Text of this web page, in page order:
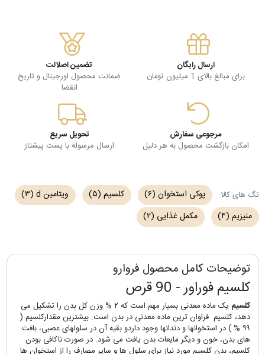
ارسال رایگان
برای مبالغ بالای 1 میلیون تومان
تضمین اصلالت
ضمانت محصول اورجینال و تاریخ
انقضا
مرجوعی سفارش
امکان بازگشت محصول به هر دلیل
تحویل سریع
ارسال مرسوله با پست پیشتاز
تگ های کالا: پوکی استخوان (۶) کلسیم (۵) ویتامین d
(۳)
منیزیم (۴) مکمل غذایی (۲)
توضیحات کامل محصول فروارو
کلسیم فوراور - 90 قرص
کلسیم
یک ماده معدنی بسیار مهم است که ۲ % وزن کل بدن را تشکیل می
دهد، کلسیم فراوان ترین ماده معدنی در بدن است. بیشترین مقدارکلسیم (
۹۹ % ) در استخوانها و دندانها وجود داردو بقیه آن در سلولهای عصبی، بافت
های بدن، خون و دیگر مایعات بدن یافت می شود. در صورت ناکافی بودن
کلسیم، بدن کلسیم مورد نیاز برای سلول ها و سایر مصارف را از استخوان ها